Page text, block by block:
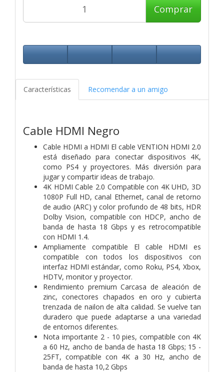
Comprar
Características Recomendar a un amigo
Cable HDMI Negro
Cable HDMI a HDMI El cable VENTION HDMI 2.0
está diseñado para conectar dispositivos 4K,
como PS4 y proyectores. Más diversión para
jugar y compartir ideas de trabajo.
4K HDMI Cable 2.0 Compatible con 4K UHD, 3D
1080P Full HD, canal Ethernet, canal de retorno
de audio (ARC) y color profundo de 48 bits, HDR
Dolby Vision, compatible con HDCP, ancho de
banda de hasta 18 Gbps y es retrocompatible
con HDMI 1.4.
Ampliamente compatible El cable HDMI es
compatible con todos los dispositivos con
interfaz HDMI estándar, como Roku, PS4, Xbox,
HDTV, monitor y proyector.
Rendimiento premium Carcasa de aleación de
zinc, conectores chapados en oro y cubierta
trenzada de nailon de alta calidad. Se vuelve tan
duradero que puede adaptarse a una variedad
de entornos diferentes.
Nota importante 2 - 10 pies, compatible con 4K
a 60 Hz, ancho de banda de hasta 18 Gbps; 15 -
25FT, compatible con 4K a 30 Hz, ancho de
banda de hasta 10,2 Gbps